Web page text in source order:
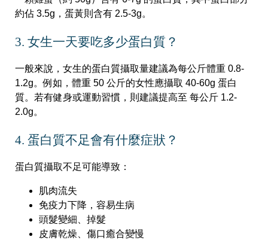
約佔 3.5g，蛋黃則含有 2.5-3g。
3. 女生一天要吃多少蛋白質？
一般來說，女生的蛋白質攝取量建議為每公斤體重 0.8-
1.2g。例如，體重 50 公斤的女性應攝取 40-60g 蛋白
質。若有健身或運動習慣，則建議提高至 每公斤 1.2-
2.0g。
4. 蛋白質不足會有什麼症狀？
蛋白質攝取不足可能導致：
肌肉流失
免疫力下降，容易生病
頭髮變細、掉髮
皮膚乾燥、傷口癒合變慢